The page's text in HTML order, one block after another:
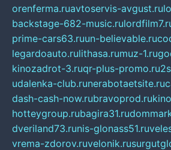
orenferma.ruavtoservis-avgust.ru
backstage-682-music.ru
prime-cars63.ruun-believable.ru
legardoauto.rulithasa.rumuz-1.ru
kinozadrot-3.ruqr-plus-promo.ru
udalenka-club.runerabotaetsite.ru
dash-cash-now.rubravoprod.ru
hotteygroup.rubagira31.ru
dveriland73.runis-glonass51.ru
vrema-zdorov.ruvelonik.ru